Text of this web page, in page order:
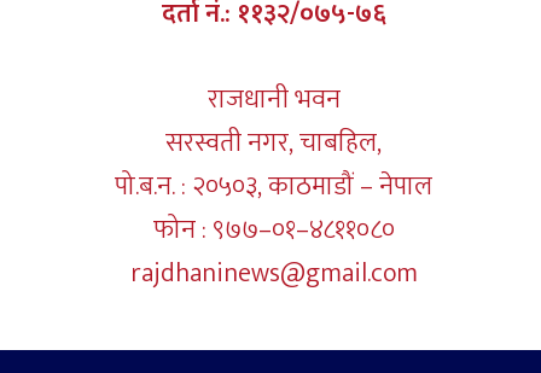
दर्ता नं.: ११३२/०७५-७६
राजधानी भवन
सरस्वती नगर, चाबहिल,
पो.ब.न. : २०५०३, काठमाडौं – नेपाल
फोन : ९७७–०१–४८११०८०
rajdhaninews@gmail.com